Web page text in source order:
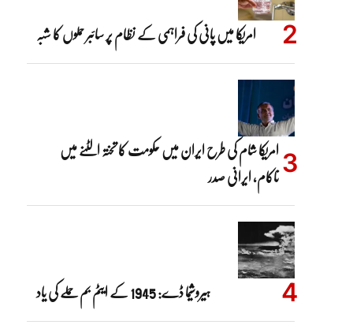
امریکا میں پانی کی فراہمی کے نظام پر سائبر حملوں کا شبہ
امریکا شام کی طرح ایران میں حکومت کا تختہ الٹنے میں
ناکام، ایرانی صدر
ہیروشیما ڈے: 1945 کے ایٹم بم حملے کی یاد